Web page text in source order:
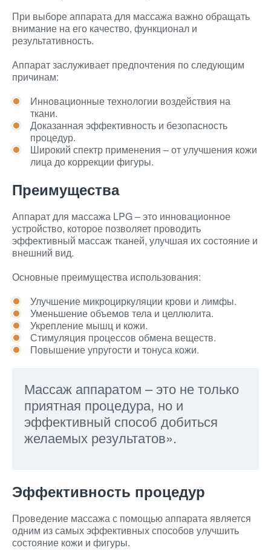
При выборе аппарата для массажа важно обращать
внимание на его качество, функционал и
результативность.
Аппарат заслуживает предпочтения по следующим
причинам:
Инновационные технологии воздействия на
ткани.
Доказанная эффективность и безопасность
процедур.
Широкий спектр применения – от улучшения кожи
лица до коррекции фигуры.
Преимущества
Аппарат для массажа LPG – это инновационное
устройство, которое позволяет проводить
эффективный массаж тканей, улучшая их состояние и
внешний вид.
Основные преимущества использования:
Улучшение микроциркуляции крови и лимфы.
Уменьшение объемов тела и целлюлита.
Укрепление мышц и кожи.
Стимуляция процессов обмена веществ.
Повышение упругости и тонуса кожи.
Массаж аппаратом – это не только
приятная процедура, но и
эффективный способ добиться
желаемых результатов».
Эффективность процедур
Проведение массажа с помощью аппарата является
одним из самых эффективных способов улучшить
состояние кожи и фигуры.